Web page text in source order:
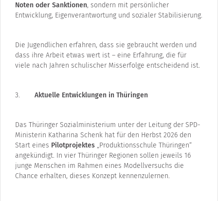
Noten oder Sanktionen, sondern mit persönlicher
Entwicklung, Eigenverantwortung und sozialer Stabilisierung.
Die Jugendlichen erfahren, dass sie gebraucht werden und
dass ihre Arbeit etwas wert ist – eine Erfahrung, die für
viele nach Jahren schulischer Misserfolge entscheidend ist.
Aktuelle Entwicklungen in Thüringen
Das Thüringer Sozialministerium unter der Leitung der SPD-
Ministerin Katharina Schenk hat für den Herbst 2026 den
Start eines Pilotprojektes „Produktionsschule Thüringen“
angekündigt. In vier Thüringer Regionen sollen jeweils 16
junge Menschen im Rahmen eines Modellversuchs die
Chance erhalten, dieses Konzept kennenzulernen.